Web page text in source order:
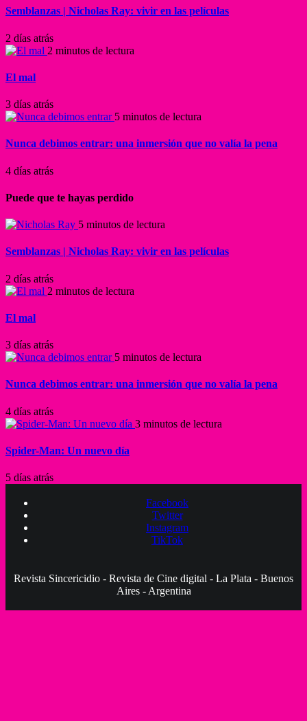
Semblanzas | Nicholas Ray: vivir en las películas
2 días atrás
2 minutos de lectura
El mal
3 días atrás
5 minutos de lectura
Nunca debimos entrar: una inmersión que no valía la pena
4 días atrás
Puede que te hayas perdido
5 minutos de lectura
Semblanzas | Nicholas Ray: vivir en las películas
2 días atrás
2 minutos de lectura
El mal
3 días atrás
5 minutos de lectura
Nunca debimos entrar: una inmersión que no valía la pena
4 días atrás
3 minutos de lectura
Spider-Man: Un nuevo día
5 días atrás
Facebook
Twitter
Instagram
TikTok
Revista Sincericidio - Revista de Cine digital - La Plata - Buenos
Aires - Argentina